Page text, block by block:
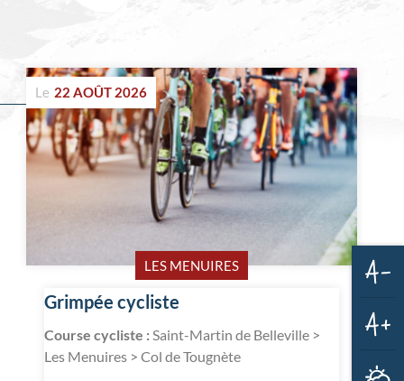
LES MENUIRES
Le 22 AOÛT 2026
Grimpée cycliste
Course cycliste :Saint-Martin de Belleville >
Les Menuires > Col de Tougnète